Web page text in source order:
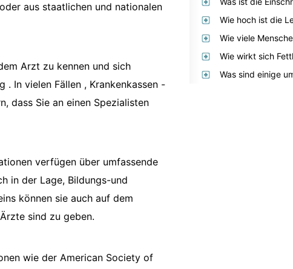
aus staatlichen und nationalen
Arzt zu kennen und sich
. In vielen Fällen , Krankenkassen -
dass Sie an einen Spezialisten
verfügen über umfassende
in der Lage, Bildungs-und
können sie auch auf dem
sind zu geben.
wie der American Society of